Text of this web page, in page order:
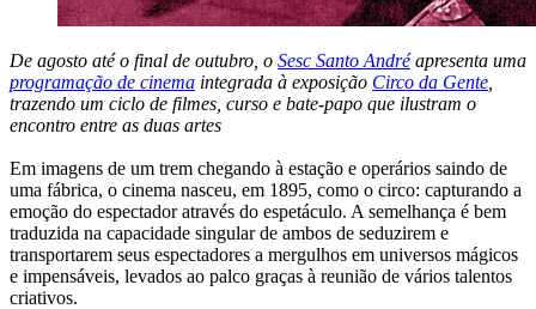
De agosto até o final de outubro, o Sesc Santo Andréapresenta uma
programação de cinema integrada à exposição Circo da Gente
trazendo um ciclo de filmes, curso e bate-papo que ilustram o
encontro entre as duas artes
Em imagens de um trem chegando à estação e operários saindo de
uma fábrica, o cinema nasceu, em 1895, como o circo: capturando a
emoção do espectador através do espetáculo. A semelhança é bem
traduzida na capacidade singular de ambos de seduzirem e
transportarem seus espectadores a mergulhos em universos mágicos
e impensáveis, levados ao palco graças à reunião de vários talentos
criativos.